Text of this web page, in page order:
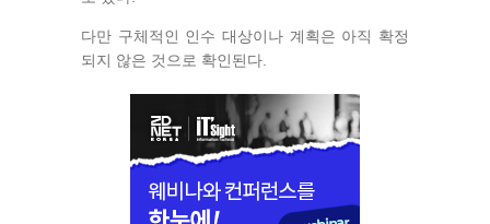
다만 구체적인 인수 대상이나 계획은 아직 확정
되지 않은 것으로 확인된다.